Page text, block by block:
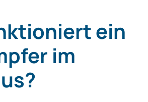
ein
im